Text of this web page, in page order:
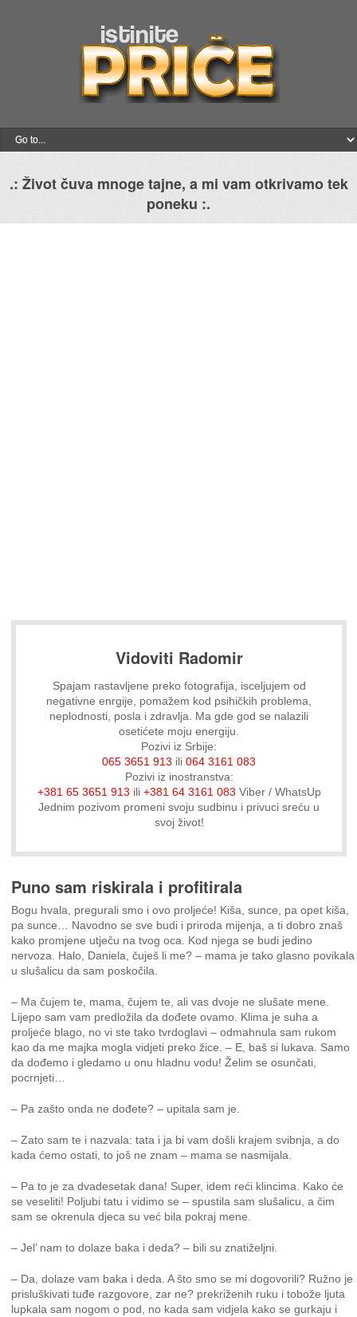
.: Život čuva mnoge tajne, a mi vam otkrivamo tek
poneku :.
Vidoviti Radomir
Spajam rastavljene preko fotografija, isceljujem od
negativne enrgije, pomažem kod psihičkih problema,
neplodnosti, posla i zdravlja. Ma gde god se nalazili
osetićete moju energiju.
Pozivi iz Srbije:
065 3651 913 ili064 3161 083
Pozivi iz inostranstva:
+381 65 3651 913 ili +381 64 3161 083 Viber / WhatsUp
Jednim pozivom promeni svoju sudbinu i privuci sreću u
svoj život!
Puno sam riskirala i profitirala
Bogu hvala, pregurali smo i ovo proljeće! Kiša, sunce, pa opet kiša,
pa sunce… Navodno se sve budi i priroda mijenja, a ti dobro znaš
kako promjene utječu na tvog oca. Kod njega se budi jedino
nervoza. Halo, Daniela, čuješ li me? – mama je tako glasno povikala
u slušalicu da sam poskočila.
– Ma čujem te, mama, čujem te, ali vas dvoje ne slušate mene.
Lijepo sam vam predložila da dođete ovamo. Klima je suha a
proljeće blago, no vi ste tako tvrdoglavi – odmahnula sam rukom
kao da me majka mogla vidjeti preko žice. – E, baš si lukava. Samo
da dođemo i gledamo u onu hladnu vodu! Želim se osunčati,
pocrnjeti…
– Pa zašto onda ne dođete? – upitala sam je.
– Zato sam te i nazvala: tata i ja bi vam došli krajem svibnja, a do
kada ćemo ostati, to još ne znam – mama se nasmijala.
– Pa to je za dvadesetak dana! Super, idem reći klincima. Kako će
se veseliti! Poljubi tatu i vidimo se – spustila sam slušalicu, a čim
sam se okrenula djeca su već bila pokraj mene.
– Jel’ nam to dolaze baka i deda? – bili su znatiželjni.
– Da, dolaze vam baka i deda. A što smo se mi dogovorili? Ružno je
prisluškivati tuđe razgovore, zar ne? prekriženih ruku i tobože ljuta
lupkala sam nogom o pod, no kada sam vidjela kako se gurkaju i